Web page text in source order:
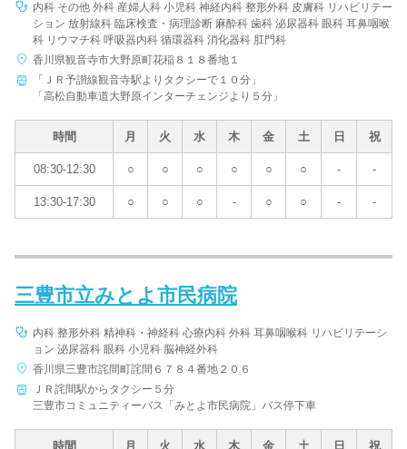
内科 その他 外科 産婦人科 小児科 神経内科 整形外科 皮膚科 リハビリテー
ション 放射線科 臨床検査・病理診断 麻酔科 歯科 泌尿器科 眼科 耳鼻咽喉
科 リウマチ科 呼吸器内科 循環器科 消化器科 肛門科
香川県観音寺市大野原町花稲８１８番地１
「ＪＲ予讃線観音寺駅よりタクシーで１０分」
「高松自動車道大野原インターチェンジより５分」
時間 月 火 水 木 金 土 日 祝
08:30-12:30 ○ ○ ○ ○ ○ ○ - -
13:30-17:30 ○ ○ ○ - ○ ○ - -
三豊市立みとよ市民病院
内科 整形外科 精神科・神経科 心療内科 外科 耳鼻咽喉科 リハビリテーシ
ョン 泌尿器科 眼科 小児科 脳神経外科
香川県三豊市詫間町詫間６７８４番地２０６
ＪＲ詫間駅からタクシー５分
三豊市コミュニティーバス「みとよ市民病院」バス停下車
時間 月 火 水 木 金 土 日 祝